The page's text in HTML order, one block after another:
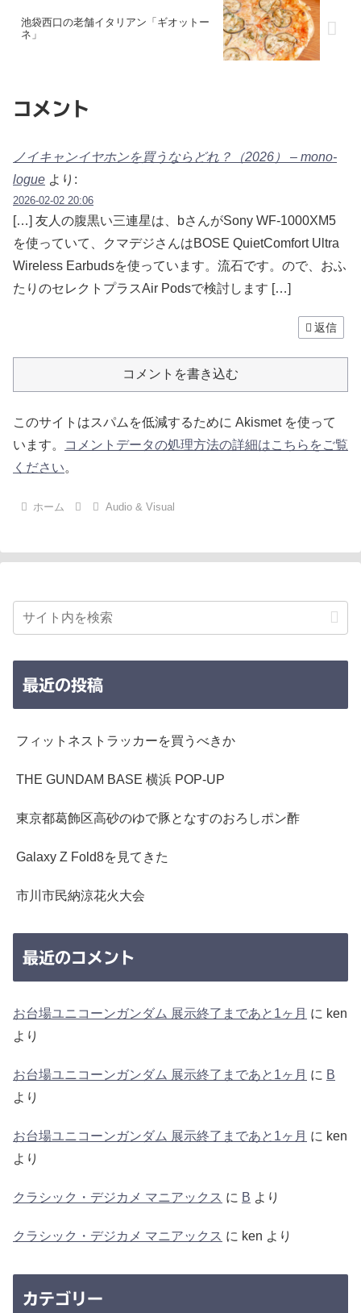
池袋西口の老舗イタリアン「ギオットー
ネ」
コメント
ノイキャンイヤホンを買うならどれ？（2026） – mono-
logue より:
2026-02-02 20:06
[…] 友人の腹黒い三連星は、bさんがSony WF-1000XM5
を使っていて、クマデジさんはBOSE QuietComfort Ultra
Wireless Earbudsを使っています。流石です。ので、おふ
たりのセレクトプラスAir Podsで検討します […]
返信
コメントを書き込む
このサイトはスパムを低減するために Akismet を使って
います。
コメントデータの処理方法の詳細はこちらをご覧
ください。
ホーム Audio & Visual
最近の投稿
フィットネストラッカーを買うべきか
THE GUNDAM BASE 横浜 POP-UP
東京都葛飾区高砂のゆで豚となすのおろしポン酢
Galaxy Z Fold8を見てきた
市川市民納涼花火大会
最近のコメント
お台場ユニコーンガンダム 展示終了まであと1ヶ月 に ken
より
お台場ユニコーンガンダム 展示終了まであと1ヶ月 に B
より
お台場ユニコーンガンダム 展示終了まであと1ヶ月 に ken
より
クラシック・デジカメ マニアックス に B より
クラシック・デジカメ マニアックス に ken より
カテゴリー